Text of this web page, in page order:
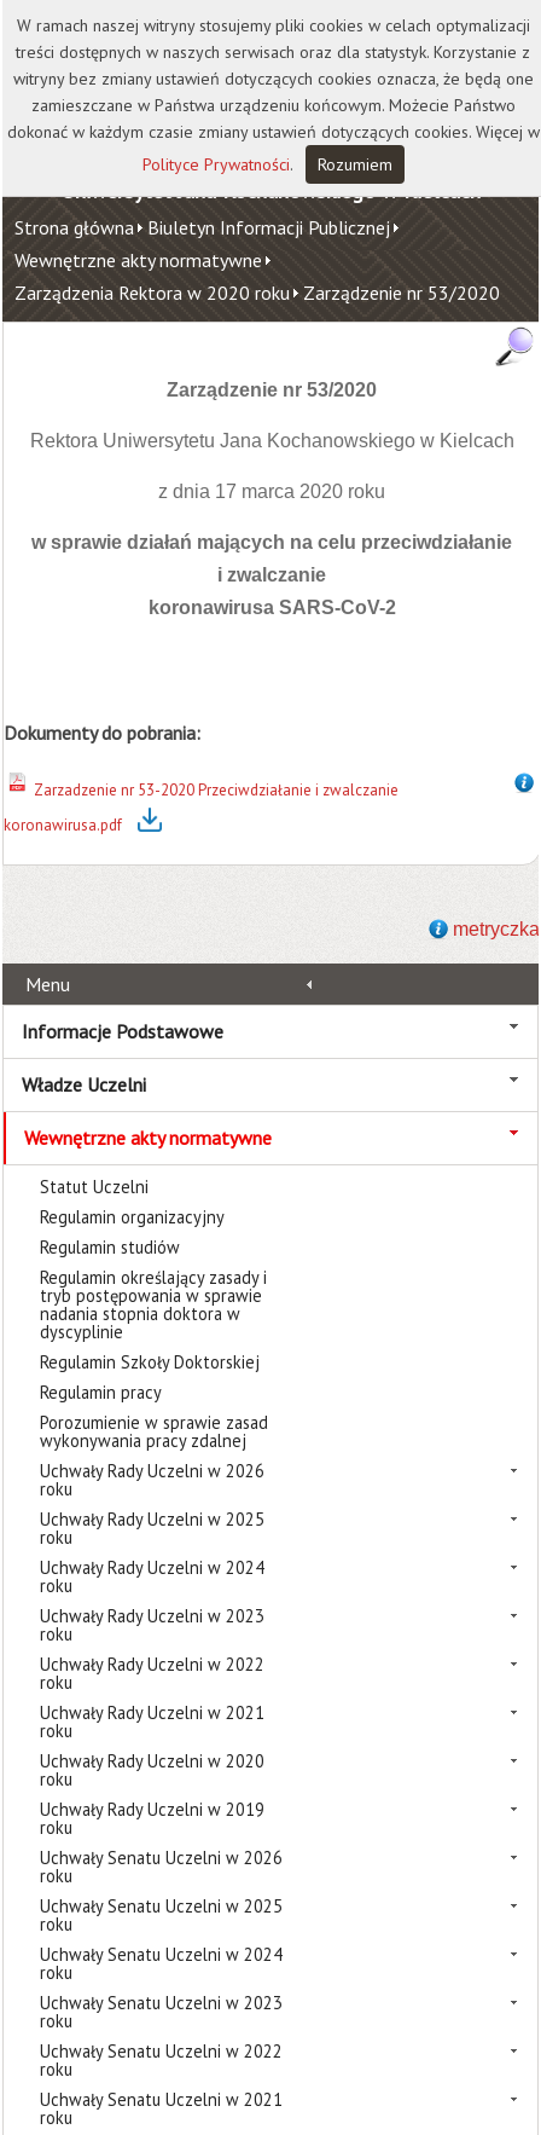
Kontakt Biblioteka
Wydawnictwo
Wirtualna Uczelnia
Uniwersytet Jana Kochanowskiego w Kielcach
Strona główna Biuletyn Informacji Publicznej
Wewnętrzne akty normatywne
Zarządzenia Rektora w 2020 roku Zarządzenie nr 53/2020
Zarządzenie nr 53/2020
Rektora Uniwersytetu Jana Kochanowskiego w Kielcach
z dnia 17 marca 2020 roku
w sprawie działań mających na celu przeciwdziałanie
i zwalczanie
koronawirusa SARS-CoV-2
Dokumenty do pobrania:
Zarzadzenie nr 53-2020 Przeciwdziałanie i zwalczanie
koronawirusa.pdf
metryczka
Menu
Informacje Podstawowe
Władze Uczelni
Wewnętrzne akty normatywne
Statut Uczelni
Regulamin organizacyjny
Regulamin studiów
Regulamin określający zasady i
tryb postępowania w sprawie
nadania stopnia doktora w
dyscyplinie
Regulamin Szkoły Doktorskiej
Regulamin pracy
Porozumienie w sprawie zasad
wykonywania pracy zdalnej
Uchwały Rady Uczelni w 2026
roku
Uchwały Rady Uczelni w 2025
roku
Uchwały Rady Uczelni w 2024
roku
Uchwały Rady Uczelni w 2023
roku
Uchwały Rady Uczelni w 2022
roku
Uchwały Rady Uczelni w 2021
roku
Uchwały Rady Uczelni w 2020
roku
Uchwały Rady Uczelni w 2019
roku
Uchwały Senatu Uczelni w 2026
roku
Uchwały Senatu Uczelni w 2025
roku
Uchwały Senatu Uczelni w 2024
roku
Uchwały Senatu Uczelni w 2023
roku
Uchwały Senatu Uczelni w 2022
roku
Uchwały Senatu Uczelni w 2021
roku
W ramach naszej witryny stosujemy pliki cookies w celach optymalizacji
treści dostępnych w naszych serwisach oraz dla statystyk. Korzystanie z
witryny bez zmiany ustawień dotyczących cookies oznacza, że będą one
zamieszczane w Państwa urządzeniu końcowym. Możecie Państwo
dokonać w każdym czasie zmiany ustawień dotyczących cookies. Więcej w
Polityce Prywatności. Rozumiem